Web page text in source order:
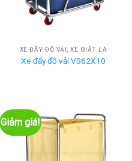
XE ĐẨY ĐỒ VẢI, XE GIẶT LÀ
Xe đẩy đồ vải VS62X10
Giảm giá!